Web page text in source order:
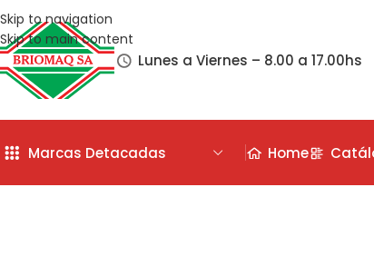
Skip to navigation
Skip to main content
Lunes a Viernes – 8.00 a 17.00hs
Marcas Detacadas Home